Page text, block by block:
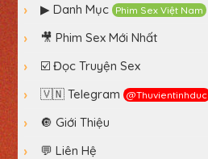
▶ Danh Mục Phim Sex Việt Nam
🎥 Phim Sex Mới Nhất
☑️ Đọc Truyện Sex
🇻🇳 Telegram @thuvientinhduc
🔘 Giới Thiệu
💬 Liên Hệ